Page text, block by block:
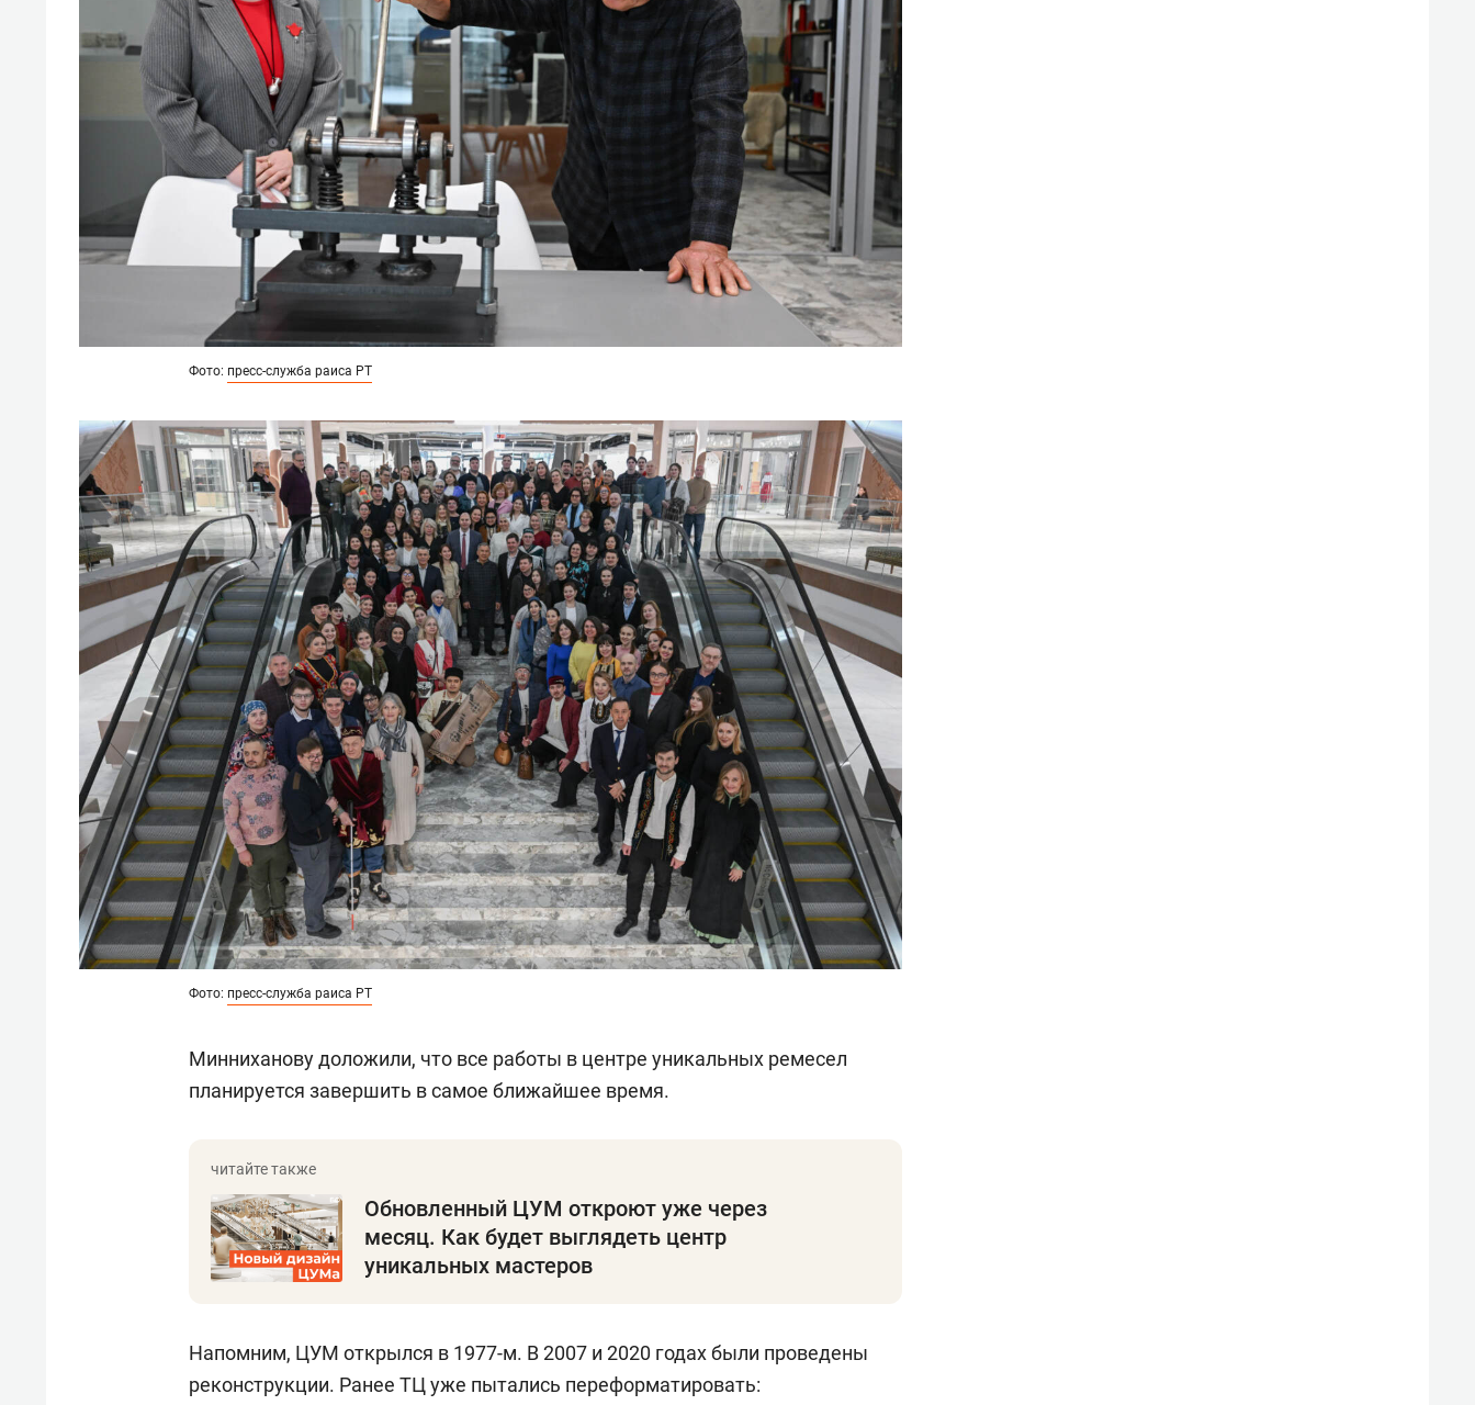
Фото: пресс-служба раиса РТ
Фото: пресс-служба раиса РТ
Минниханову доложили, что все работы в центре уникальных ремесел
планируется завершить в самое ближайшее время.
Обновленный ЦУМ откроют уже через
месяц. Как будет выглядеть центр
уникальных мастеров
Напомним, ЦУМ открылся в 1977-м. В 2007 и 2020 годах были проведены
реконструкции. Ранее ТЦ уже пытались переформатировать: